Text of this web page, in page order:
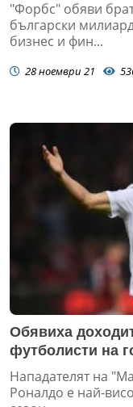
"Форбс" обяви
български
бизнес и фин...
28 ноември 21
Обявиха
футболисти на
Нападателят на
Роналдо е най-